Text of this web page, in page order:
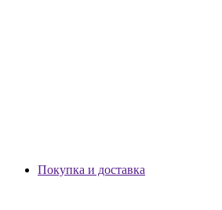
Покупка и доставка